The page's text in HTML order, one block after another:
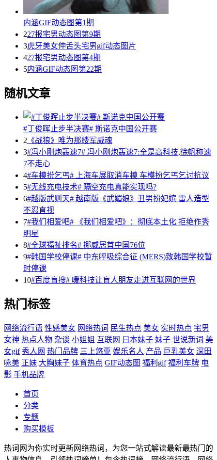
内涵GIF动态图第1期
227报宅男动态图第9期
3虎牙美女伸舌头宅男gif动态图片
427报宅男动态图第4期
5内涵GIF动态图第22期
随机文章
#丁俊晖止步半决赛# 斯诺克中国公开赛
2 《战狼》唯为那缕军威魂
3#冯小刚炮轰速7# 冯小刚炮轰速7:全是高科技,徐帆称速
7不走心
4#车模扮乞丐# 上海车展取消车模 车模扮乞丐乞讨抗议
5#无线充电技术# 隔空充电真能实现吗?
6#越版武则天# 越南版《武媚娘》丑男扮妃嫔 雷人造型
不忍直视
7#我们相爱吧# 《我们相爱吧》：彻底本土化 拒绝作秀
明星
8#全球福祉排名# 挪威居首中国76位
9#韩国学校停课# 中东呼吸综合征 (MERS)致韩国学校暂
时停课
10#百度盲搜# 暖科技让盲人朋友走进互联网的世界
热门标签
网络流行语 性感美女 网络热词 民生热点 美女 实时热点 宅男
女神 热点人物 杂谈 小姐姐 互联网 日本妹子 妹子 世说新词 美
女gif 秀人网 热门品牌 三上悠亚 娱乐名人 产品 巨乳美女 深田
咏美 正妹 大胸妹子 体育热点 GIF动态图 福利gif 福利车牌 电
影 手机品牌
首页
分类
专题
购买模板
热词网为你实时更新网络热词，为您一站式解读最新最热门的